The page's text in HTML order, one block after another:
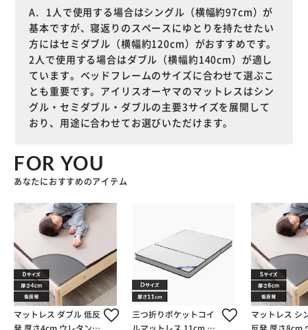
1人で使用する場合はシングル（横幅約97cm）が
基本ですが、寝返りのスペースにゆとりを持たせたい
方にはセミダブル（横幅約120cm）がおすすめです。
2人で使用する場合はダブル（横幅約140cm）が適し
ています。ベッドフレームのサイズに合わせて選ぶこ
とも重要です。アイリスオーヤマのマットレスはシン
グル・セミダブル・ダブルの主要3サイズを展開して
おり、用途に合わせてお選びいただけます。
FOR YOU
あなたにおすすめのアイテム
マットレス ダブル 低反
三つ折りポケットコイ
マットレス シ